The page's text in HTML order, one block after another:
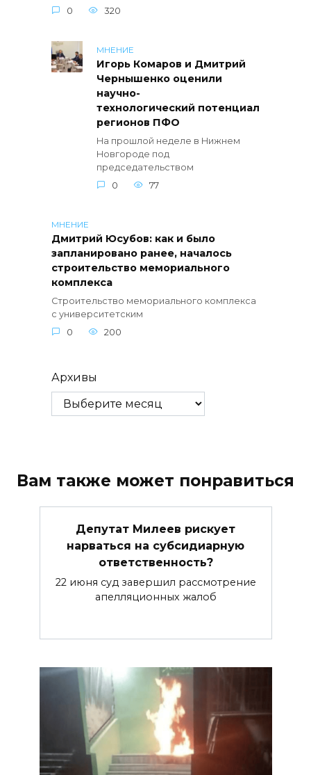
0 320
МНЕНИЕ
Игорь Комаров и Дмитрий
Чернышенко оценили
научно-
технологический потенциал
регионов ПФО
На прошлой неделе в Нижнем
Новгороде под
председательством
0
77
МНЕНИЕ
Дмитрий Юсубов: как и было
запланировано ранее, началось
строительство мемориального
комплекса
Строительство мемориального комплекса
с университетским
0
200
Архивы
Вам также может понравиться
Депутат Милеев рискует
нарваться на субсидиарную
ответственность?
22 июня суд завершил рассмотрение
апелляционных жалоб